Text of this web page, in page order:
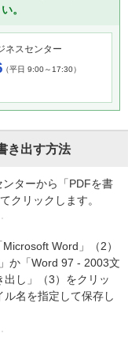
。
ネスセンター
（平日 9:00～17:30）
き出す方法
ターから「PDFを書
クリックします。
Word」（2）
か「Word 97 - 2003文
し」（3）をクリッ
名を指定して保存し